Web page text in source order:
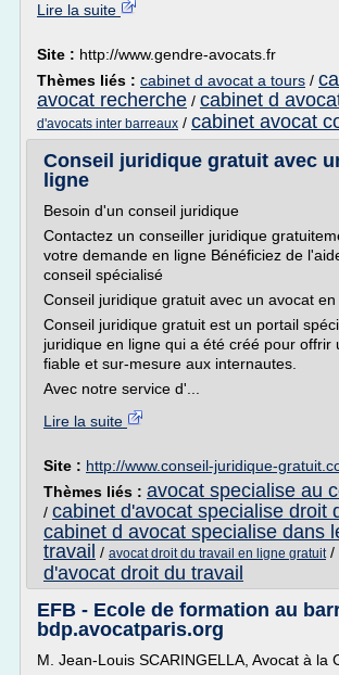
Lire la suite
Site : http://www.gendre-avocats.fr
Thèmes liés : cabinet d avocat a tours /
avocat recherche / cabinet d
d'avocats inter barreaux / cabinet avocat
Conseil juridique gratuit avec
ligne
Besoin d'un conseil juridique
Contactez un conseiller juridique
votre demande en ligne Bénéficiez de
conseil spécialisé
Conseil juridique gratuit avec un avocat en
Conseil juridique gratuit est un portail
juridique en ligne qui a été créé pour offrir
fiable et sur-mesure aux internautes.
Avec notre service d'...
Lire la suite
Site : http://www.conseil-juridique-
Thèmes liés : avocat specialise au
/ cabinet d'avocat specialise droit
cabinet d avocat specialise dans
travail / avocat droit du travail en ligne gratuit/
d'avocat droit du travail
EFB - Ecole de formation au
bdp.avocatparis.org
M. Jean-Louis SCARINGELLA, Avocat